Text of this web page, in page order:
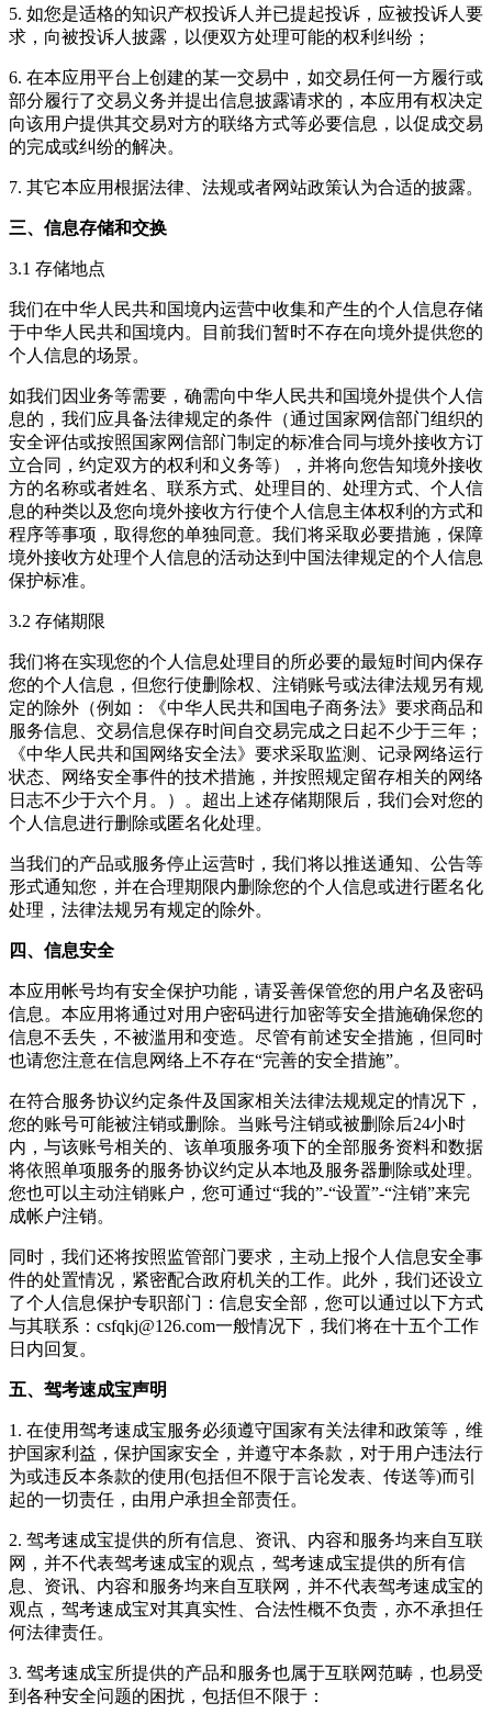
5. 如您是适格的知识产权投诉人并已提起投诉，应被投诉人要
求，向被投诉人披露，以便双方处理可能的权利纠纷；
6. 在本应用平台上创建的某一交易中，如交易任何一方履行或
部分履行了交易义务并提出信息披露请求的，本应用有权决定
向该用户提供其交易对方的联络方式等必要信息，以促成交易
的完成或纠纷的解决。
7. 其它本应用根据法律、法规或者网站政策认为合适的披露。
三、信息存储和交换
3.1 存储地点
我们在中华人民共和国境内运营中收集和产生的个人信息存储
于中华人民共和国境内。目前我们暂时不存在向境外提供您的
个人信息的场景。
如我们因业务等需要，确需向中华人民共和国境外提供个人信
息的，我们应具备法律规定的条件（通过国家网信部门组织的
安全评估或按照国家网信部门制定的标准合同与境外接收方订
立合同，约定双方的权利和义务等），并将向您告知境外接收
方的名称或者姓名、联系方式、处理目的、处理方式、个人信
息的种类以及您向境外接收方行使个人信息主体权利的方式和
程序等事项，取得您的单独同意。我们将采取必要措施，保障
境外接收方处理个人信息的活动达到中国法律规定的个人信息
保护标准。
3.2 存储期限
我们将在实现您的个人信息处理目的所必要的最短时间内保存
您的个人信息，但您行使删除权、注销账号或法律法规另有规
定的除外（例如：《中华人民共和国电子商务法》要求商品和
服务信息、交易信息保存时间自交易完成之日起不少于三年；
《中华人民共和国网络安全法》要求采取监测、记录网络运行
状态、网络安全事件的技术措施，并按照规定留存相关的网络
日志不少于六个月。）。超出上述存储期限后，我们会对您的
个人信息进行删除或匿名化处理。
当我们的产品或服务停止运营时，我们将以推送通知、公告等
形式通知您，并在合理期限内删除您的个人信息或进行匿名化
处理，法律法规另有规定的除外。
四、信息安全
本应用帐号均有安全保护功能，请妥善保管您的用户名及密码
信息。本应用将通过对用户密码进行加密等安全措施确保您的
信息不丢失，不被滥用和变造。尽管有前述安全措施，但同时
也请您注意在信息网络上不存在“完善的安全措施”。
在符合服务协议约定条件及国家相关法律法规规定的情况下，
您的账号可能被注销或删除。当账号注销或被删除后24小时
内，与该账号相关的、该单项服务项下的全部服务资料和数据
将依照单项服务的服务协议约定从本地及服务器删除或处理。
您也可以主动注销账户，您可通过“我的”-“设置”-“注销”来完
成帐户注销。
同时，我们还将按照监管部门要求，主动上报个人信息安全事
件的处置情况，紧密配合政府机关的工作。此外，我们还设立
了个人信息保护专职部门：信息安全部，您可以通过以下方式
与其联系： csfqkj@126.com一般情况下，我们将在十五个工作
日内回复。
五、驾考速成宝声明
1. 在使用驾考速成宝服务必须遵守国家有关法律和政策等，维
护国家利益，保护国家安全，并遵守本条款，对于用户违法行
为或违反本条款的使用(包括但不限于言论发表、传送等)而引
起的一切责任，由用户承担全部责任。
2. 驾考速成宝提供的所有信息、资讯、内容和服务均来自互联
网，并不代表驾考速成宝的观点， 驾考速成宝提供的所有信
息、资讯、内容和服务均来自互联网，并不代表驾考速成宝的
观点， 驾考速成宝对其真实性、合法性概不负责，亦不承担任
何法律责任。
3. 驾考速成宝所提供的产品和服务也属于互联网范畴，也易受
到各种安全问题的困扰，包括但不限于：